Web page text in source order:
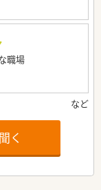
職場
く